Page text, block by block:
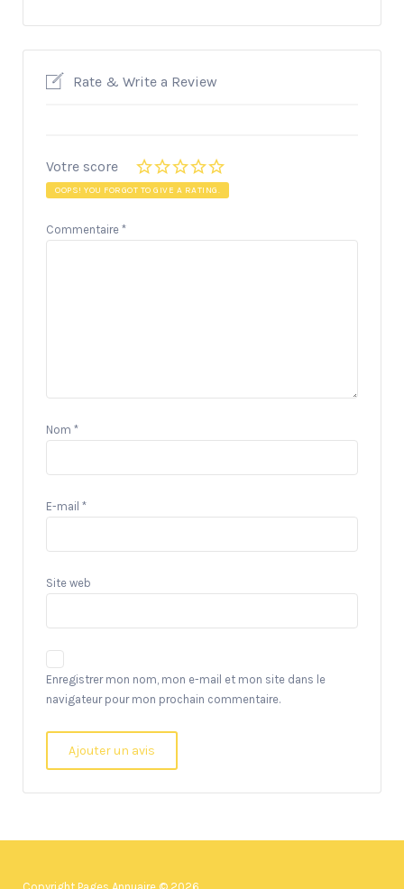
Rate & Write a Review
Votre score
OOPS! YOU FORGOT TO GIVE A RATING.
Commentaire *
Nom *
E-mail *
Site web
Enregistrer mon nom, mon e-mail et mon site dans le
navigateur pour mon prochain commentaire.